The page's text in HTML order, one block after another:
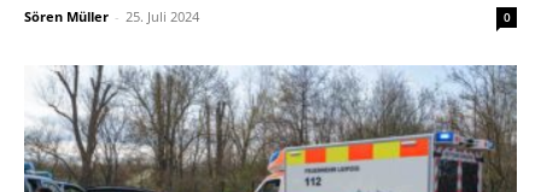
Sören Müller - 25. Juli 2024 0